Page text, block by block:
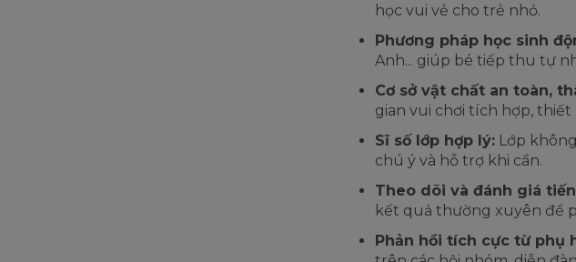
học vui vẻ cho trẻ nhỏ.
Phương pháp học sinh
Anh... giúp bé tiếp thu tự
Cơ sở vật chất an toàn,
gian vui chơi tích hợp,
Sĩ số lớp hợp lý: Lớp
chú ý và hỗ trợ khi cần.
Theo dõi và đánh giá
kết quả thường xuyên để
Phản hồi tích cực từ phụ